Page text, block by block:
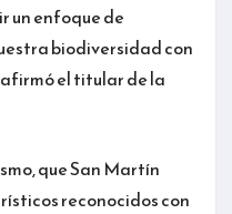
un enfoque de
biodiversidad con
el titular de la
que San Martín
reconocidos con